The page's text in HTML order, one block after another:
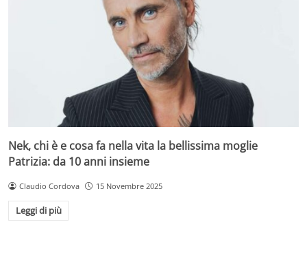
Nek, chi è e cosa fa nella vita la bellissima moglie
Patrizia: da 10 anni insieme
Claudio Cordova 15 Novembre 2025
Leggi di più